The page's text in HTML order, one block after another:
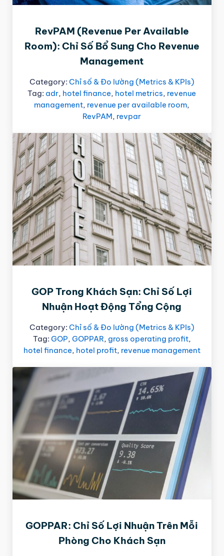
RevPAM (Revenue Per Available
Room): Chỉ Số Bổ Sung Cho Revenue
Management
Category: Chỉ số & Đo lường (Metrics & KPIs)
Tag: adr, hotel finance, hotel metrics, revenue
management, revenue per available room,
RevPAM, revpar
GOP Trong Khách Sạn: Chỉ Số Lợi
Nhuận Hoạt Động Tổng Cộng
Category: Chỉ số & Đo lường (Metrics & KPIs)
Tag: GOP, GOPPAR, gross operating profit,
hotel finance, hotel profit, revenue management
GOPPAR: Chỉ Số Lợi Nhuận Trên Mỗi
Phòng Cho Khách Sạn